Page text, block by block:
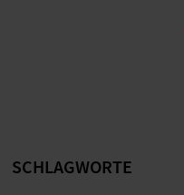
SCHLAGWORTE